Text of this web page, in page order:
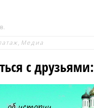
, Медиа
с друзьями: